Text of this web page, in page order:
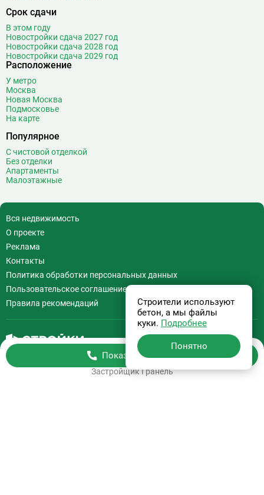
Показать телефон
ЗастройщикГранель
Срок сдачи
В этом году
Новостройки сдача 2027 год
Новостройки сдача 2028 год
Новостройки сдача 2029 год
Расположение
У метро
Москва
Новая Москва
Подмосковье
На карте
Популярное
С чистовой отделкой
Без отделки
Апартаменты
Малоэтажные
Вся недвижимость
О проекте
Реклама
Контакты
Политика обработки персональных данных
Пользовательское соглашение
Правила рекомендаций
Бесплатная консультация
+7 (495) 308-07-97
Строители используют
бетон, а мы файлы
куки. Подробнее
Понятно